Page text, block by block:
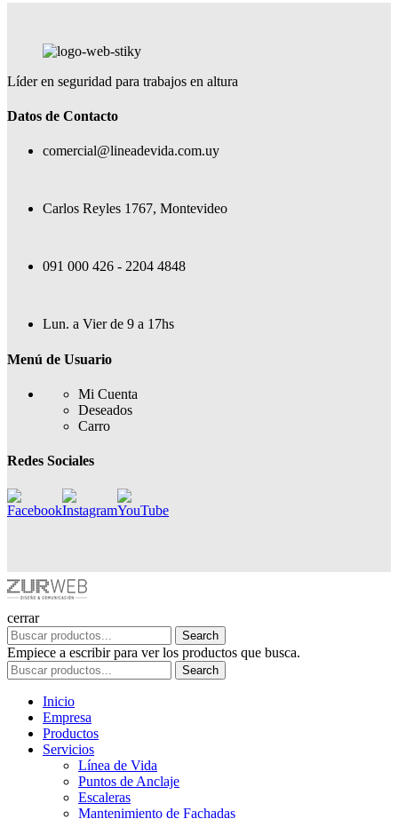
Líder en seguridad para trabajos en altura
Datos de Contacto
comercial@lineadevida.com.uy
Carlos Reyles 1767, Montevideo
091 000 426 - 2204 4848
Lun. a Vier de 9 a 17hs
Menú de Usuario
Mi Cuenta
Deseados
Carro
Redes Sociales
cerrar
Search
Empiece a escribir para ver los productos que busca.
Search
Inicio
Empresa
Productos
Servicios
Línea de Vida
Puntos de Anclaje
Escaleras
Mantenimiento de Fachadas